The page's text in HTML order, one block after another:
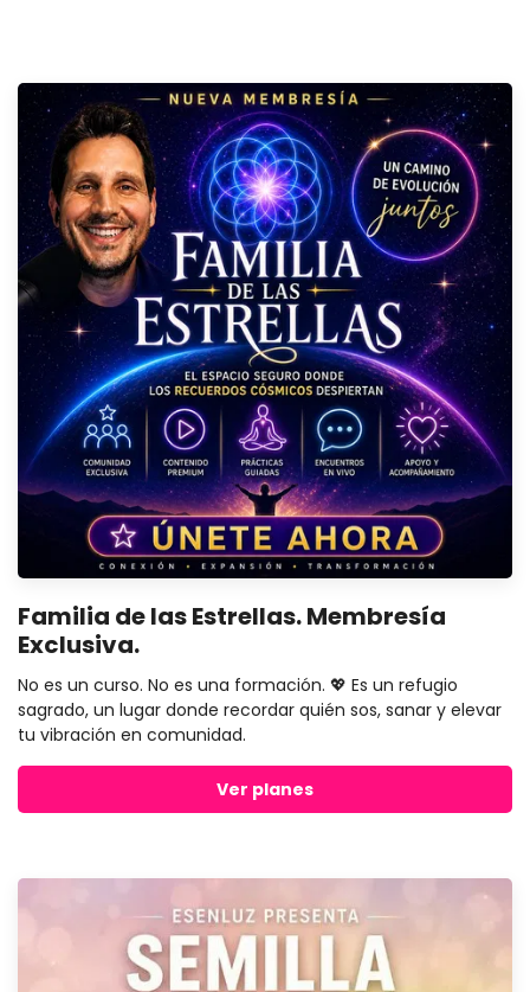
Familia de las Estrellas. Membresía
Exclusiva.
No es un curso. No es una formación. 💖 Es un refugio
sagrado, un lugar donde recordar quién sos, sanar y elevar
tu vibración en comunidad.
Ver planes